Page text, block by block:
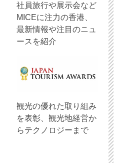
社員旅行や展示会など
MICEに注力の香港、
最新情報や注目のニュ
ースを紹介
観光の優れた取り組み
を表彰、観光地経営か
らテクノロジーまで